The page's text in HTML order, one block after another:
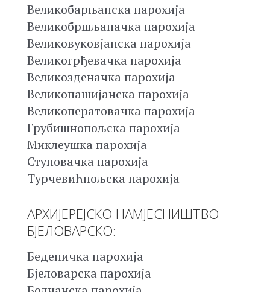
Великобарњанска парохија
Великобршљаначка парохија
Великовуковјанска парохија
Великогрђевачка парохија
Великозденачка парохија
Великопашијанска парохија
Великоператовачка парохија
Грубишнопољска парохија
Миклеушка парохија
Ступовачка парохија
Турчевићпољска парохија
АРХИЈЕРЕЈСКО НАМЈЕСНИШТВО
БЈЕЛОВАРСКО:
Беденичка парохија
Бјеловарска парохија